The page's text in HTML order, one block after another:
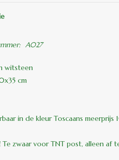
A027
witsteen
cm
in de kleur Toscaans meerprijs
Te zwaar voor TNT post, alleen af